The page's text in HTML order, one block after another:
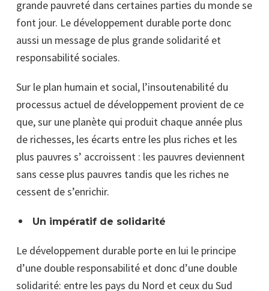
grande pauvreté dans certaines parties du monde se
font jour. Le développement durable porte donc
aussi un message de plus grande solidarité et
responsabilité sociales.
Sur le plan humain et social, l’insoutenabilité du
processus actuel de développement provient de ce
que, sur une planète qui produit chaque année plus
de richesses, les écarts entre les plus riches et les
plus pauvres s’ accroissent : les pauvres deviennent
sans cesse plus pauvres tandis que les riches ne
cessent de s’enrichir.
Un impératif de solidarité
Le développement durable porte en lui le principe
d’une double responsabilité et donc d’une double
solidarité: entre les pays du Nord et ceux du Sud